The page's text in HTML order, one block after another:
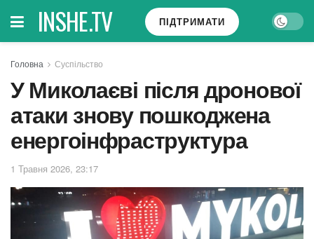
INSHE.TV ПІДТРИМАТИ
Головна Суспільство
У Миколаєві після дронової
атаки знову пошкоджена
енергоінфраструктура
1 Травня 2026, 23:17